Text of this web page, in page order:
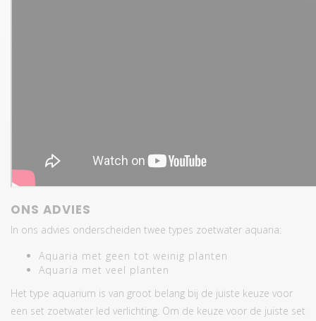
ONS ADVIES
In ons advies onderscheiden twee types zoetwater aquaria:
Aquaria met geen tot weinig planten
Aquaria met veel planten
Het type aquarium is van groot belang bij de juiste keuze voor
een set zoetwater led verlichting. Om de keuze voor de juiste set